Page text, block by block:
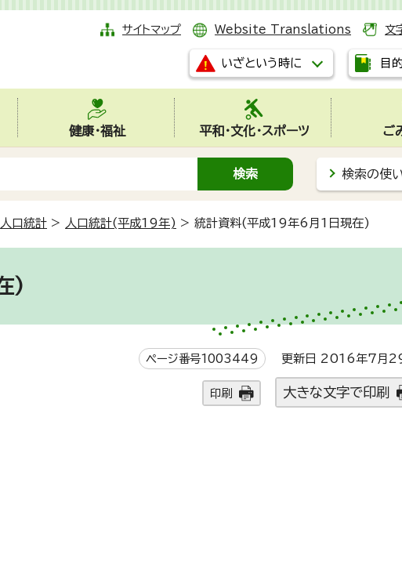
サイトマップ Website Translations 文
いざという時に 目
健康・福祉 平和・文化・スポーツ ご
検索の使
人口統計 > 人口統計(平成19年) > 統計資料(平成19年6月1日現在)
)
ページ番号1003449 更新日 2016年7月
印刷 大きな文字で印刷